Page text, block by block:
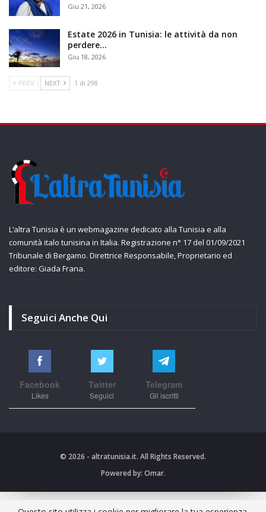
Giu 21, 2026
Estate 2026 in Tunisia: le attività da non
perdere…
Giu 18, 2026
PREV NEXT 1 di 298
L’altra Tunisia è un webmagazine dedicato alla Tunisia e alla
comunità italo tunisina in Italia. Registrazione n° 17 del 01/09/2021
Tribunale di Bergamo. Direttrice Responsabile, Proprietario ed
editore: Giada Frana.
Seguici Anche Qui
Facebook
Likes
Twitter
Seguici
Telegram
Gli iscritti
© 2026 - altratunisia.it. All Rights Reserved.
Powered by: Omar.